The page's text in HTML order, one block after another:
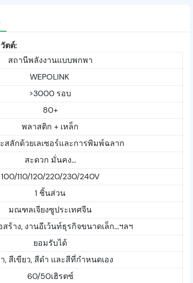
ตต์:
สถานีพลังงานแบบพกพา
WEPOLINK
>3000 รอบ
80+
พลาสติก + เหล็ก
สลักด้วยเลเซอร์และการพิมพ์ฉลาก
สะดวก มั่นคง...
100/110/120/220/230/240V
1 ชิ้นส่วน
มณฑลเจียงซูประเทศจีน
ร้าง, งานอีเว้นท์ธุรกิจขนาดเล็ก...ฯลฯ
ยอมรับได้
, สีเขียว, สีดำ และสีที่กำหนดเอง
60/50เฮิรตซ์